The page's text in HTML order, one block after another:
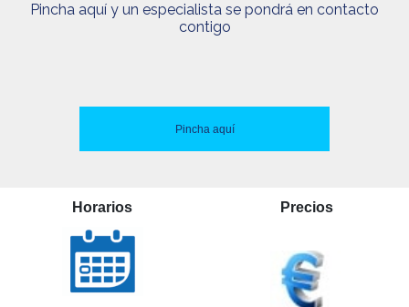
Pincha aquí y un especialista se pondrá en contacto
contigo
Pincha aquí
Horarios Precios